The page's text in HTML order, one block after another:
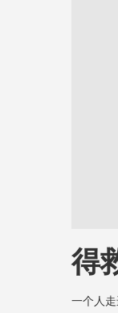
得
一个人